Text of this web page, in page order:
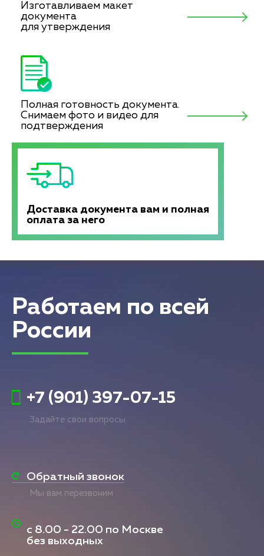
Изготавливаем макет
документа
для утверждения
Полная готовность документа.
Снимаем фото и видео для
подтверждения
Доставка документа вам и полная
оплата за него
Работаем по всей
России
+7 (901) 397-07-15
Задайте свои вопросы
Обратный звонок
Мы вам перезвоним
с 8.00 - 22.00 по Москве
без выходных